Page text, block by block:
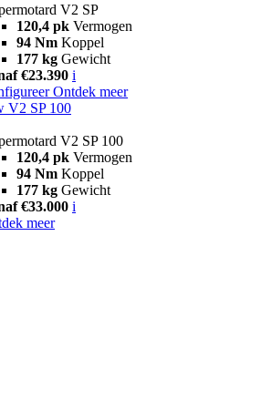
V2 SP
120,4 pk Vermogen
94 Nm Koppel
177 kg Gewicht
€23.390 i
Ontdek meer
V2 SP 100
V2 SP 100
120,4 pk Vermogen
94 Nm Koppel
177 kg Gewicht
€33.000 i
meer